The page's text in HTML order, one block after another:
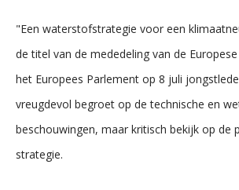
"Een waterstofstrategie voor een
de titel van de mededeling van de
het Europees Parlement op 8 juli
vreugdevol begroet op de technische en
beschouwingen, maar kritisch bekijk op de
strategie.